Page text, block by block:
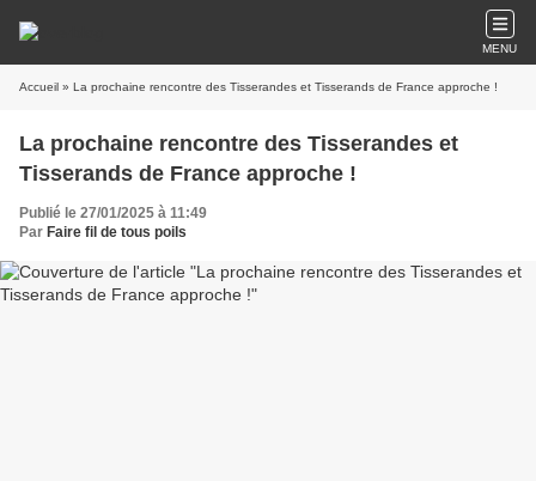
MENU
Accueil » La prochaine rencontre des Tisserandes et Tisserands de France approche !
La prochaine rencontre des Tisserandes et
Tisserands de France approche !
Publié le 27/01/2025 à 11:49
Par Faire fil de tous poils